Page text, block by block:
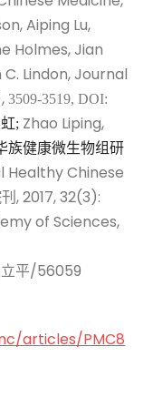
Aiping Lu,
Holmes, Jian
C. Lindon, Journal
3509-3519, DOI:
; Zhao Liping,
族健康微生物组研
Healthy Chinese
, 2017, 32(3):
of Sciences,
立平/56059
articles/PMC8